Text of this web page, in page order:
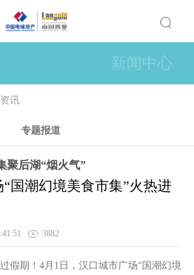
新闻中心
讯
专题报道
聚后湖“烟火气”
潮幻境美食市集”火热进
3882
假期！4月1日，汉口城市广场“国潮幻境